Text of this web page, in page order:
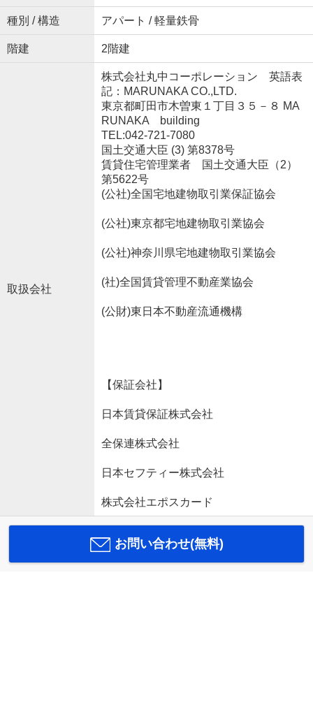
種別 / 構造 アパート / 軽量鉄骨
階建 2階建
取扱会社
株式会社丸中コーポレーション 英語表
記：MARUNAKA CO.,LTD.
東京都町田市木曽東１丁目３５－８ MA
RUNAKA building
TEL:042-721-7080
国土交通大臣 (3) 第8378号
賃貸住宅管理業者 国土交通大臣（2）
第5622号
(公社)全国宅地建物取引業保証協会
(公社)東京都宅地建物取引業協会
(公社)神奈川県宅地建物取引業協会
(社)全国賃貸管理不動産業協会
(公財)東日本不動産流通機構
【保証会社】
日本賃貸保証株式会社
全保連株式会社
日本セフティー株式会社
株式会社エポスカード
お問い合わせ(無料)